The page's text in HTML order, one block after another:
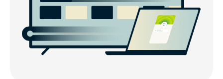
Arjantin İçin Neden ExpressVPN Tercih Edilmeli?
Arjantin’deki Kullanıcılar İçin Popüler VPN Sunucu
Konumları